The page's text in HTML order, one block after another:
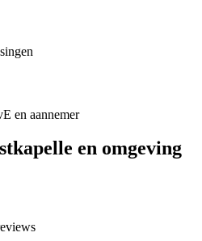
en aannemer
en omgeving